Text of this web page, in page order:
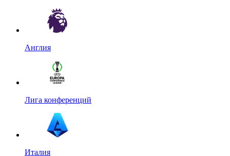
Англия
Лига конференций
Италия